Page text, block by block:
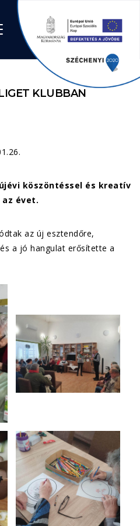
KLUBBAN
köszöntéssel és kreatív
évet.
az új esztendőre,
a jó hangulat erősítette a